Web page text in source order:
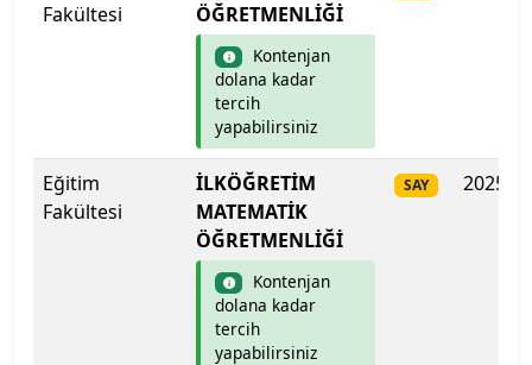
Çukurova Üniversitesi
Demiroğlu Bilim Üniversitesi
Dicle Üniversitesi
Doğu Akdeniz Üniversitesi
Doğuş Üniversitesi
Dokuz Eylül Üniversitesi
Fakültesi
ÖĞRETMENLİĞİ
Kontenjan
dolana kadar
tercih
yapabilirsiniz
Eğitim
Fakültesi
İLKÖĞRETİM
MATEMATİK
ÖĞRETMENLİĞİ
Kontenjan
dolana kadar
tercih
yapabilirsiniz
SAY 2025